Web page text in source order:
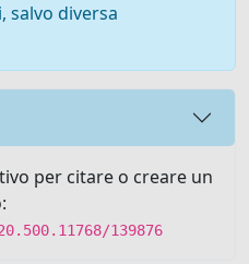
diversa
per citare o creare un
139876